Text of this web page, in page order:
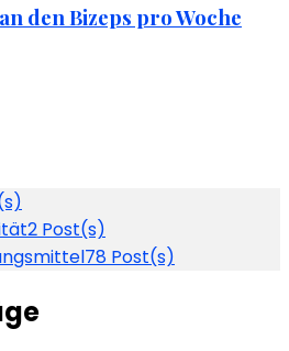
den Bizeps pro Woche
2 Post(s)
78 Post(s)